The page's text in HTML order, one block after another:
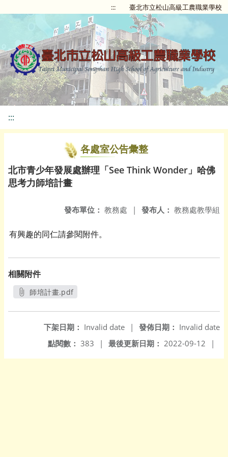
::: 臺北市立松山高級工農職業學校
:::
各處室公告彙整
北市青少年發展處辦理「See Think Wonder」哈佛
思考力師培計畫
發布人： 教務處教學組
發布單位： 教務處 |
有興趣的同仁請參閱附件。
相關附件
師培計畫.pdf
發佈日期： Invalid date
下架日期： Invalid date
|
最後更新日期： 2022-09-12 |
點閱數： 383 |